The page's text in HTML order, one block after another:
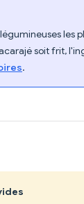
les
soit frit,
.